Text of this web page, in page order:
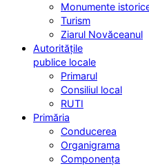
Monumente
Turism
Ziarul Novăceanul
Autoritățile
publice locale
Primarul
Consiliul local
RUTI
Primăria
Conducerea
Organigrama
Componența